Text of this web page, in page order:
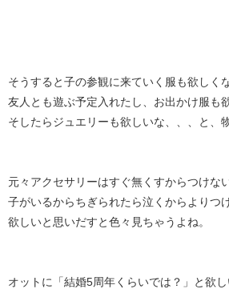
そうすると子の参観に来ていく服も欲しくな
友人とも遊ぶ予定入れたし、お出かけ服も
そしたらジュエリーも欲しいな、、、と、
元々アクセサリーはすぐ無くすからつけな
子がいるからちぎられたら泣くからよりつ
欲しいと思いだすと色々見ちゃうよね。
オットに「結婚5周年くらいでは？」と欲